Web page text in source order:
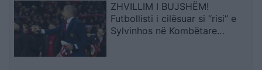
ZHVILLIM I BUJSHËM!
Futbollisti i cilësuar si “risi” e
Sylvinhos në Kombëtare